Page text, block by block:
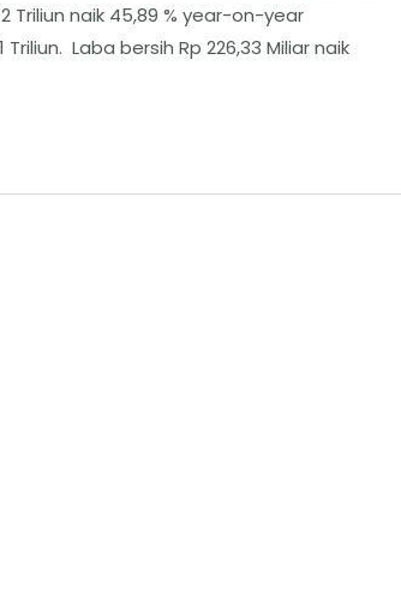
Triliun naik 45,89 % year-on-year
Laba bersih Rp 226,33 Miliar naik